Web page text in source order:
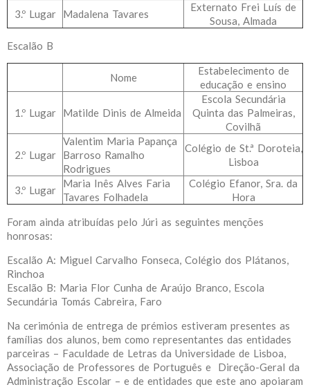
3.º Lugar
Madalena Tavares
Externato Frei Luís de
Sousa, Almada
Escalão B
Nome
Estabelecimento de
educação e ensino
1.º Lugar Matilde Dinis de Almeida
Escola Secundária
Quinta das Palmeiras,
Covilhã
2.º Lugar
Valentim Maria Papança
Barroso Ramalho
Rodrigues
Colégio de St.ª Doroteia,
Lisboa
3.º Lugar
Maria Inês Alves Faria
Tavares Folhadela
Colégio Efanor, Sra. da
Hora
Foram ainda atribuídas pelo Júri as seguintes menções
honrosas:
Escalão A: Miguel Carvalho Fonseca, Colégio dos Plátanos,
Rinchoa
Escalão B: Maria Flor Cunha de Araújo Branco, Escola
Secundária Tomás Cabreira, Faro
Na cerimónia de entrega de prémios estiveram presentes as
famílias dos alunos, bem como representantes das entidades
parceiras – Faculdade de Letras da Universidade de Lisboa,
Associação de Professores de Português e Direção-Geral da
Administração Escolar – e de entidades que este ano apoiaram